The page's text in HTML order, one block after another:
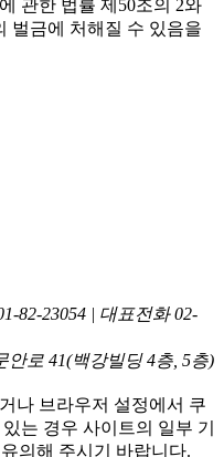
관한 법률 제50조의 2와
벌금에 처해질 수 있음을
82-23054 | 대표전화02-
로 41(백강빌딩 4층, 5층)
나 브라우저 설정에서 쿠
는 경우 사이트의 일부 기
의해 주시기 바랍니다.